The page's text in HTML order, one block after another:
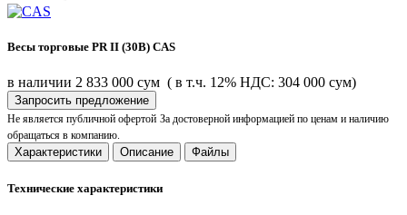
Весы торговые PR II (30B) CAS
в наличии 2 833 000 сум ( в т.ч. 12% НДС: 304 000 сум)
Запросить предложение
Не является публичной офертой За достоверной информацией по ценам и наличию
обращаться в компанию.
Характеристики Описание Файлы
Технические характеристики